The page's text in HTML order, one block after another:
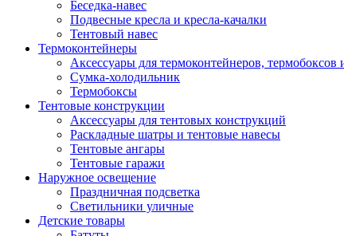
Беседка-навес
Подвесные кресла и кресла-качалки
Тентовый навес
Термоконтейнеры
Аксессуары для термоконтейнеров, термобоксов
Сумка-холодильник
Термобоксы
Тентовые конструкции
Аксессуары для тентовых конструкций
Раскладные шатры и тентовые навесы
Тентовые ангары
Тентовые гаражи
Наружное освещение
Праздничная подсветка
Светильники уличные
Детские товары